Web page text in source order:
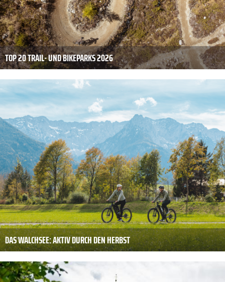
TOP 20 TRAIL- UND BIKEPARKS 2026
DAS WALCHSEE: AKTIV DURCH DEN HERBST